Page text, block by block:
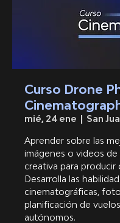
Curso Drone
mié, 24 ene
  |
San
Aprender sobre las
imágenes o videos de
creativa para
Desarrolla las
cinematográficas,
planificación de
autónomos.